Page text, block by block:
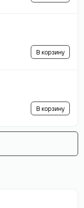
В корзину
В корзину